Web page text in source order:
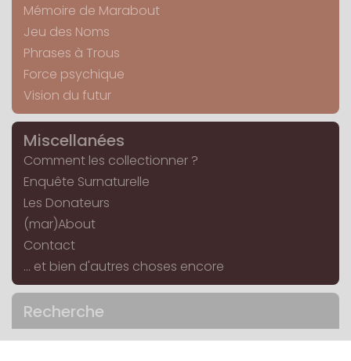
Mémoire de Marabout
Jeu des Noms
Phrases à Trous
Force psychique
Vision du futur
Miscellanées
Comment les collectionner ?
Enquête Surnaturelle
Les Donateurs
(mar)About
Contact
... et bien d'autres choses encore
Recherche